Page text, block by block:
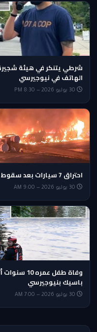
الهاتف في نيوجيرسي
احتراق 7 سيارات بعد سقوط عمود كهرباء في نيوجيرسي
وفاة طفل
باسيك بنيوجيرسي